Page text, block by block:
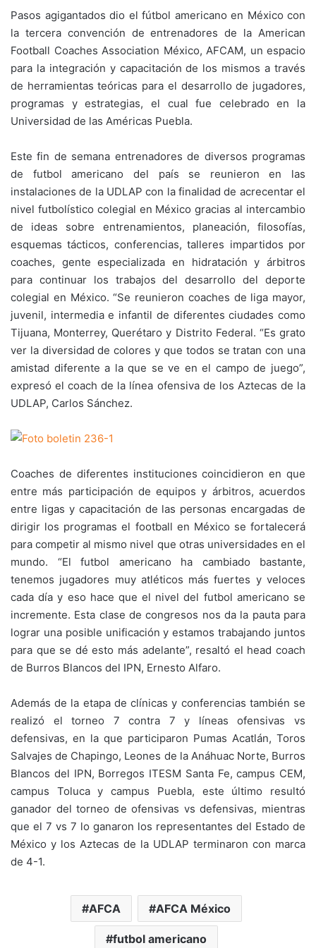
Pasos agigantados dio el fútbol americano en México con
la tercera convención de entrenadores de la American
Football Coaches Association México, AFCAM, un espacio
para la integración y capacitación de los mismos a través
de herra­mientas teóricas para el desarrollo de ju­gadores,
programas y estrategias, el cual fue celebrado en la
Universidad de las Américas Puebla.
Este fin de semana entrenadores de diversos programas
de futbol americano del país se reunieron en las
instalaciones de la UDLAP con la finalidad de acrecentar el
nivel futbolístico colegial en México gracias al intercambio
de ideas sobre entrenamientos, planeación, filosofías,
esquemas tácticos, conferencias, talleres impartidos por
coaches, gente especializada en hidratación y árbitros
para continuar los trabajos del desarrollo del deporte
colegial en México. “Se reunieron coaches de liga mayor,
juvenil, intermedia e infantil de diferentes ciudades como
Tijuana, Monterrey, Querétaro y Distrito Federal. “Es grato
ver la diversidad de colores y que todos se tratan con una
amistad diferente a la que se ve en el campo de juego”,
expresó el coach de la línea ofensiva de los Aztecas de la
UDLAP, Carlos Sánchez.
Coaches de diferentes instituciones coincidieron en que
entre más participación de equipos y árbitros, acuerdos
entre ligas y capacitación de las personas encargadas de
dirigir los programas el football en México se fortalecerá
para competir al mismo nivel que otras universidades en el
mundo. “El futbol americano ha cambiado bastante,
tenemos jugadores muy atléticos más fuertes y veloces
cada día y eso hace que el nivel del futbol americano se
incremente. Esta clase de congresos nos da la pauta para
lograr una posible unificación y estamos trabajando juntos
para que se dé esto más adelante”, resaltó el head coach
de Burros Blancos del IPN, Ernesto Alfaro.
Además de la etapa de clínicas y conferencias también se
realizó el torneo 7 contra 7 y líneas ofensivas vs
defensivas, en la que participaron Pumas Acatlán, Toros
Salvajes de Chapingo, Leones de la Anáhuac Norte, Burros
Blancos del IPN, Borregos ITESM Santa Fe, campus CEM,
campus Toluca y campus Puebla, este último resultó
ganador del torneo de ofensivas vs defensivas, mientras
que el 7 vs 7 lo ganaron los representantes del Estado de
México y los Aztecas de la UDLAP terminaron con marca
de 4-1.
AFCA AFCA México
futbol americano